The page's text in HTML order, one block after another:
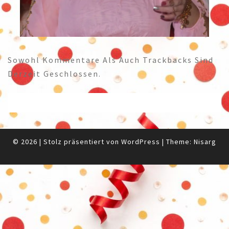
Sowohl Kommentare Als Auch Trackbacks Sind
Derzeit Geschlossen.
© 2026 | Stolz präsentiert von WordPress | Theme: Nisarg